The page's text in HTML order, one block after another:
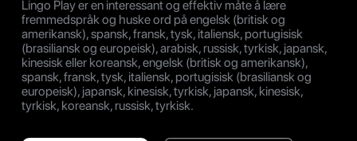
Lingo Play er en interessant og effektiv måte å lære
fremmedspråk og huske ord på engelsk (britisk og
amerikansk), spansk, fransk, tysk, italiensk, portugisisk
(brasiliansk og europeisk), arabisk, russisk, tyrkisk, japansk,
kinesisk eller koreansk, engelsk (britisk og amerikansk),
spansk, fransk, tysk, italiensk, portugisisk (brasiliansk og
europeisk), japansk, kinesisk, tyrkisk, japansk, kinesisk,
tyrkisk, koreansk, russisk, tyrkisk.